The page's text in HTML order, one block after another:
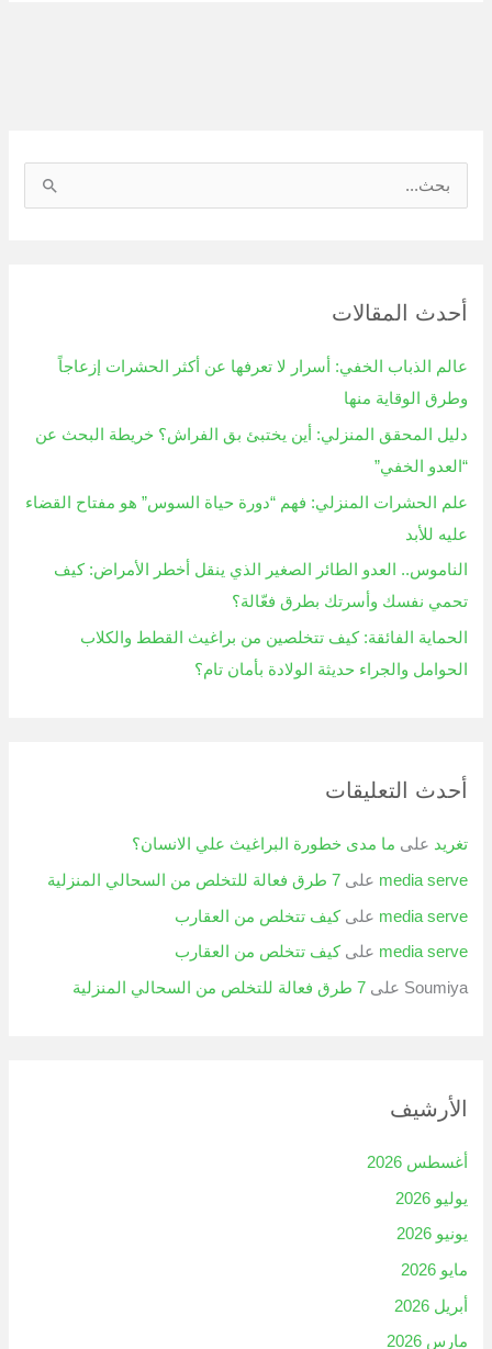
ثأحدث المقالات
عالم الذباب الخفي: أسرار لا تعرفها عن أكثر الحشرات إزعاجاً
وطرق الوقاية منها
دليل المحقق المنزلي: أين يختبئ بق الفراش؟ خريطة البحث عن
“العدو الخفي”
علم الحشرات المنزلي: فهم “دورة حياة السوس” هو مفتاح القضاء
عليه للأبد
الناموس.. العدو الطائر الصغير الذي ينقل أخطر الأمراض: كيف
تحمي نفسك وأسرتك بطرق فعّالة؟
الحماية الفائقة: كيف تتخلصين من براغيث القطط والكلاب
الحوامل والجراء حديثة الولادة بأمان تام؟
أحدث التعليقات
تغريد على ما مدى خطورة البراغيث علي الانسان؟
media serve على7 طرق فعالة للتخلص من السحالي المنزلية
media serve علىكيف تتخلص من العقارب
media serve علىكيف تتخلص من العقارب
Soumiya على7 طرق فعالة للتخلص من السحالي المنزلية
الأرشيف
أغسطس 2026
يوليو 2026
يونيو 2026
مايو 2026
أبريل 2026
مارس 2026